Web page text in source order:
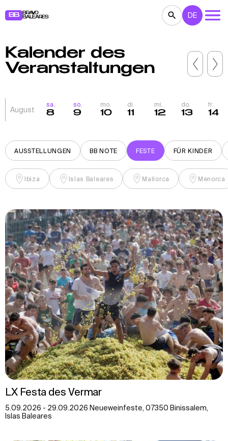
BB
BRAVO
BALEARES
KONZERTE THEATER
AUSSTELLUNGEN FESTE SPORT
FÜR KINDER BB NOTE
DE
Kalender des
Veranstaltungen
August
sa.
8
so.
9
mo.
10
di.
11
mi.
12
do.
13
fr.
14
AUSSTELLUNGEN BB NOTE FESTE FÜR KINDER
Ibiza Islas Baleares Mallorca Menorca
LX Festa des Vermar
5.09.2026 - 29.09.2026 Neueweinfeste, 07350 Binissalem,
Islas Baleares